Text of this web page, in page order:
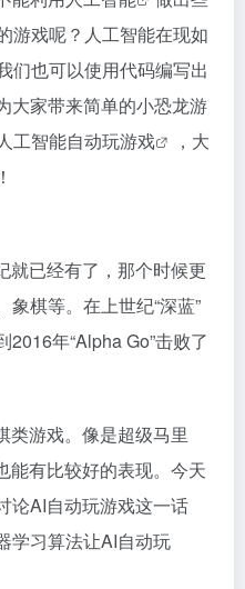
游戏呢？人工智能在现如
们也可以使用代码编写出
大家带来简单的小恐龙游
工智能自动玩游戏
，大
就已经有了，那个时候更
棋等。在上世纪“深蓝”
年“Alpha Go”击败了
类游戏。像是超级马里
能有比较好的表现。今天
论AI自动玩游戏这一话
学习算法让AI自动玩